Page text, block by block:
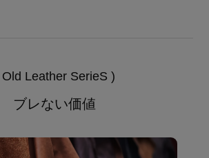
Old Leather SerieS )
ブレない価値